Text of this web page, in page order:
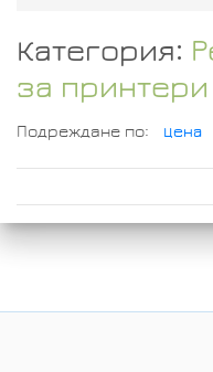
Категория:
за
Подреждане по: Цена